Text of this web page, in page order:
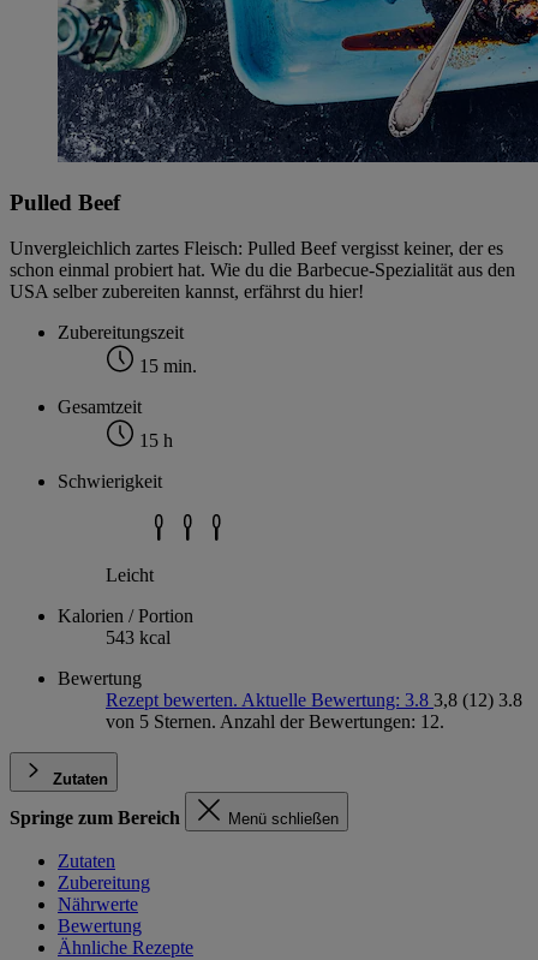
Pulled Beef
Unvergleichlich zartes Fleisch: Pulled Beef vergisst keiner, der es
schon einmal probiert hat. Wie du die Barbecue-Spezialität aus den
USA selber zubereiten kannst, erfährst du hier!
Zubereitungszeit
15 min.
Gesamtzeit
15 h
Schwierigkeit
Leicht
Kalorien / Portion
543 kcal
Bewertung
Rezept bewerten. Aktuelle Bewertung: 3.8 3,8 (12) 3.8
von 5 Sternen. Anzahl der Bewertungen: 12.
Zutaten
Springe zum Bereich Menü schließen
Zutaten
Zubereitung
Nährwerte
Bewertung
Ähnliche Rezepte